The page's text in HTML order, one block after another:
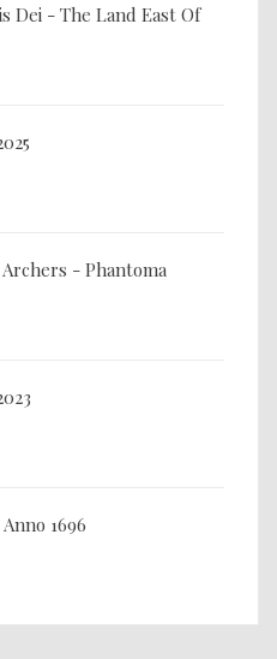
Dei - The Land East Of
- Phantoma
1696